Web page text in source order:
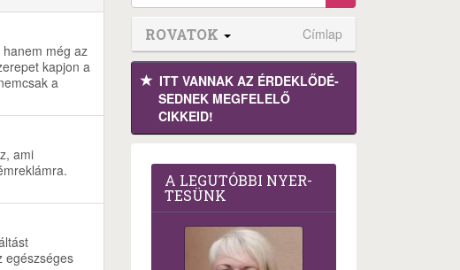
még az
kapjon a
a
ami
egészséges
ROVATOK Címlap
ITT VANNAK AZ ÉRDEK­LŐDÉ­
SEDNEK MEGFE­LELŐ
CIKKEID!
A LEG­U­TÓB­BI NYER­
TE­SÜNK